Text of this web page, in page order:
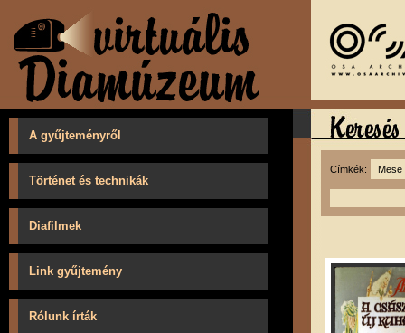
A gyűjteményről
Történet és technikák
Diafilmek
Link gyűjtemény
Rólunk írták
Címkék: